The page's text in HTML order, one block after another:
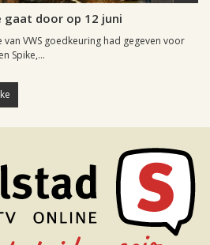
gaat door op 12 juni
VWS goedkeuring had gegeven voor
Spike,...